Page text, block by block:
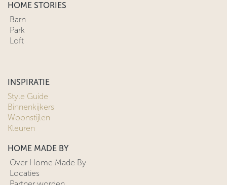
HOME STORIES
Barn
Park
Loft
INSPIRATIE
Style Guide
Binnenkijkers
Woonstijlen
Kleuren
HOME MADE BY
Over Home Made By
Locaties